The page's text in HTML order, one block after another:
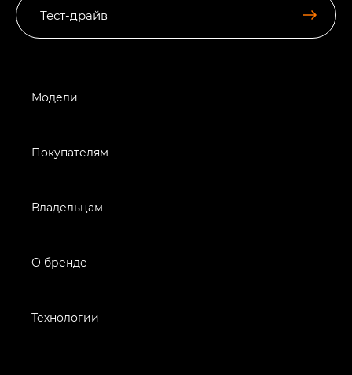
Тест-драйв
Модели
Покупателям
Владельцам
О бренде
Технологии